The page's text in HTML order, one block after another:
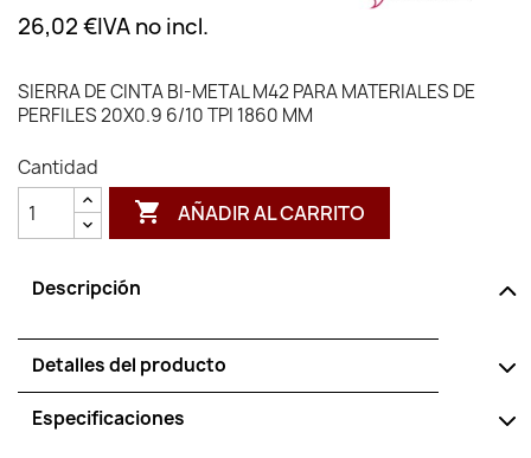
26,02 €IVA no incl.
SIERRA DE CINTA BI-METAL M42 PARA MATERIALES DE
PERFILES 20X0.9 6/10 TPI 1860 MM
Cantidad
 AÑADIR AL CARRITO
Descripción
Detalles del producto
Especificaciones